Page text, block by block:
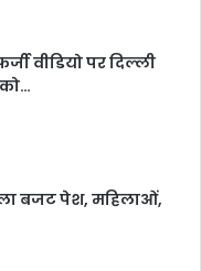
वीडियो पर दिल्ली
बजट पेश, महिलाओं,